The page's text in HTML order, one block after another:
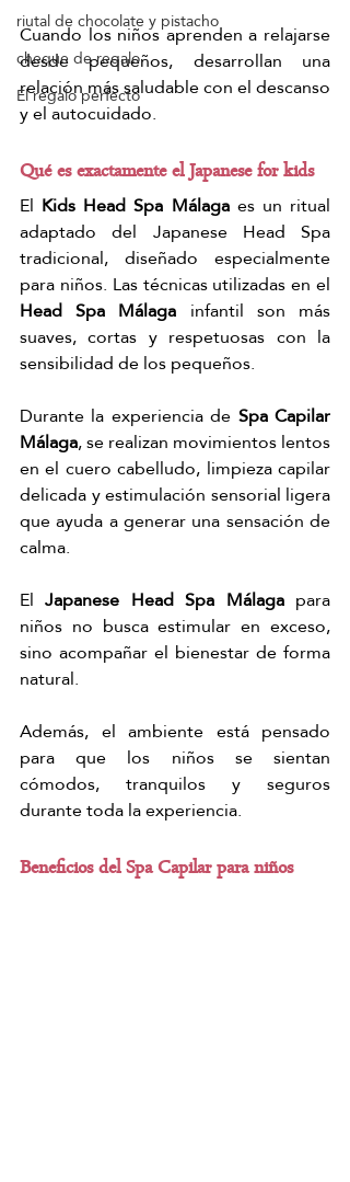
riutal de chocolate y pistacho
cheque de regalo
El regalo perfecto
Cuando los niños aprenden a relajarse
desde pequeños, desarrollan una
relación más saludable con el descanso
y el autocuidado.
Qué es exactamente el Japanese for kids
El Kids Head Spa Málaga es un ritual
adaptado del Japanese Head Spa
tradicional, diseñado especialmente
Head Spa Málaga infantil son más
suaves, cortas y respetuosas con la
sensibilidad de los pequeños.
Durante la experiencia de Spa Capilar
Málaga, se realizan movimientos lentos
en el cuero cabelludo, limpieza capilar
delicada y estimulación sensorial ligera
que ayuda a generar una sensación de
calma.
El Japanese Head Spa Málaga para
niños no busca estimular en exceso,
sino acompañar el bienestar de forma
natural.
Además, el ambiente está pensado
para que los niños se sientan
cómodos, tranquilos y seguros
durante toda la experiencia.
Beneficios del Spa Capilar para niños